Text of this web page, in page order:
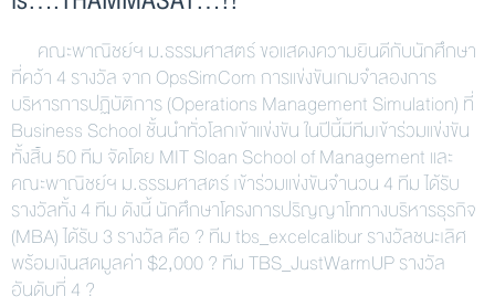
คณะพาณิชย์ฯ ม.ธรรมศาสตร์ ขอแสดงความยินดีกับนักศึกษา
ที่คว้า 4 รางวัล จาก OpsSimCom การแข่งขันเกมจำลองการ
บริหารการปฏิบัติการ (Operations Management Simulation) ที่
Business School ชั้นนำทั่วโลกเข้าแข่งขัน ในปีนี้มีทีมเข้าร่วมแข่งขัน
ทั้งสิ้น 50 ทีม จัดโดย MIT Sloan School of Management และ
คณะพาณิชย์ฯ ม.ธรรมศาสตร์ เข้าร่วมแข่งขันจำนวน 4 ทีม ได้รับ
รางวัลทั้ง 4 ทีม ดังนี้ นักศึกษาโครงการปริญญาโททางบริหารธุรกิจ
(MBA) ได้รับ 3 รางวัล คือ ? ทีม tbs_excelcalibur รางวัลชนะเลิศ
พร้อมเงินสดมูลค่า $2,000 ? ทีม TBS_JustWarmUP รางวัล
อันดับที่ 4 ?